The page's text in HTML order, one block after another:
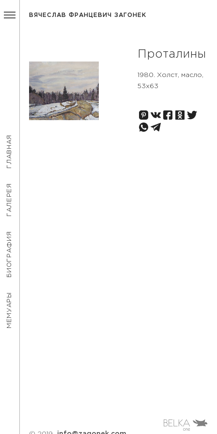
МЕМУАРЫ
БИОГРАФИЯ
ГАЛЕРЕЯ
ГЛАВНАЯ
ВЯЧЕСЛАВ ФРАНЦЕВИЧ ЗАГОНЕК
Проталины
1980. Холст, масло,
53x63